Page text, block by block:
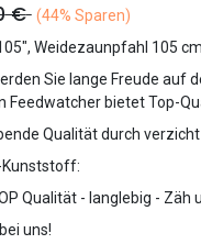
€ (44% Sparen)
Weidezaunpfahl 105
Sie lange Freude auf
Feedwatcher bietet Top-
Qualität durch
Kunststoff:
Qualität - langlebig - Zäh
uns!